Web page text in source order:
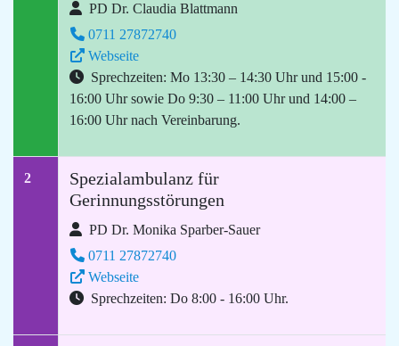
PD Dr. Claudia Blattmann
0711 27872740
Webseite
Sprechzeiten: Mo 13:30 – 14:30 Uhr und 15:00 -
16:00 Uhr sowie Do 9:30 – 11:00 Uhr und 14:00 –
16:00 Uhr nach Vereinbarung.
2
Spezialambulanz für
Gerinnungsstörungen
PD Dr. Monika Sparber-Sauer
0711 27872740
Webseite
Sprechzeiten: Do 8:00 - 16:00 Uhr.